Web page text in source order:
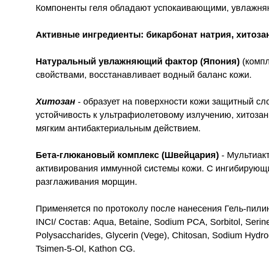
Компоненты геля обладают успокаивающими,
Активные ингредиенты: бикарбонат натрия,
Натуральный увлажняющий фактор (Япония)
свойствами, восстанавливает водный баланс кожи.
Хитозан - образует на поверхности кожи защитный
устойчивость к ультрафиолетовому излучению,
мягким антибактериальным действием.
Бета-глюкановый комплекс (Швейцария) -
активирования иммунной системы кожи. С
разглаживания морщин.
Применяется по протоколу после нанесения Гель-
INCI/ Состав: Aqua, Вetaine, Sodium PCA, Sorbitol,
Polysaccharides, Glycerin (Vege), Chitosan, Sodium
Tsimen-5-Ol, Kathon CG.